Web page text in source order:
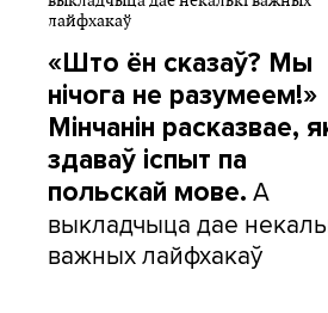
«Што ён сказаў? Мы
нічога не разумеем!»
Мінчанін расказвае,
здаваў іспыт па
польскай мове. А
выкладчыца дае
важных лайфхакаў